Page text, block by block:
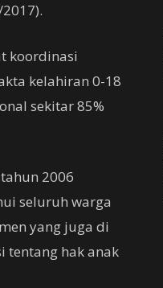
koordinasi
kelahiran 0-18
sekitar 85%
2006
seluruh warga
yang juga di
tentang hak anak